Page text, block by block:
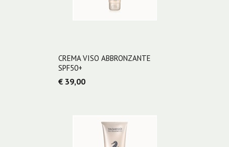
CREMA VISO ABBRONZANTE
SPF50+
€ 39,00